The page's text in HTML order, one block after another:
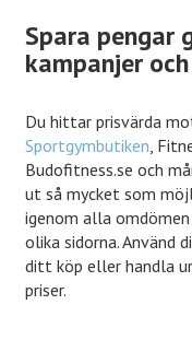
Spara pengar
kampanjer
Du hittar prisvärda
Sportgymbutiken ,
Budofitness.se och
ut så mycket som
igenom alla
olika sidorna. Använd
ditt köp eller handla
priser.